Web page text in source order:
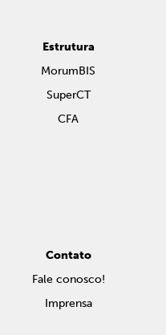
Estrutura
MorumBIS
SuperCT
CFA
Contato
Fale conosco!
Imprensa